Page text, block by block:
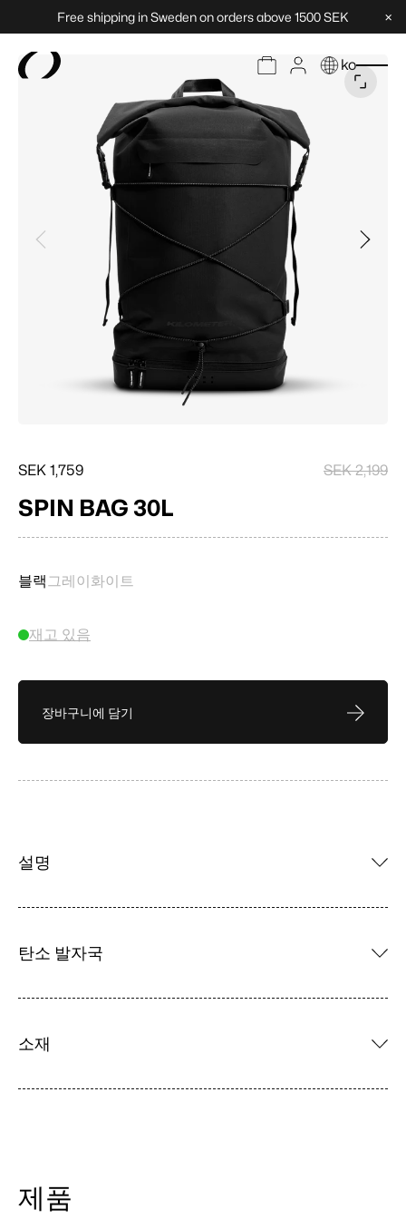
Free shipping in Sweden on orders above 1500 SEK ×
ko
SPIN BAG 30L
SEK 2,199
SEK 1,759
블랙그레이화이트
재고 있음
장바구니에 담기
설명
탄소 발자국
소재
제품